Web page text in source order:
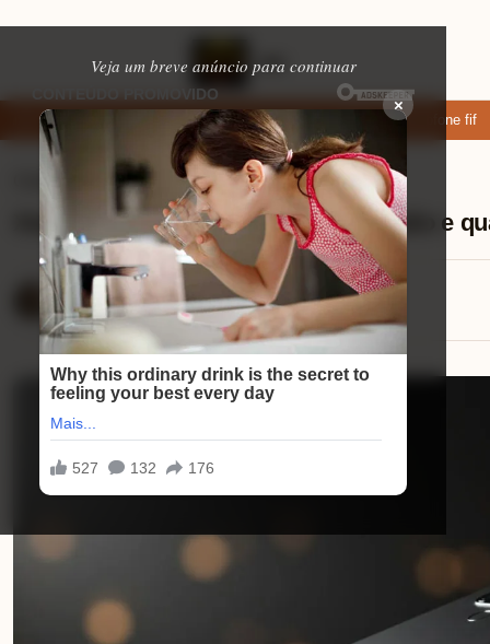
Veja um breve anúncio para continuar
×
apps de namoro que permitem enviar fotos e vídeos Microfone fifine
⏱ 10 min de leitura
Xiaomi POCO M7 Pro análise do áudio e
Mariana Souza
14/08/2025